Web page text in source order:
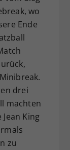
wo
Ende
drei
machten
King
zu